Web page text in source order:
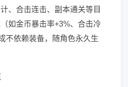
、合击连击、副本通关等目
如金币暴击率+3%、合击冷
不依赖装备，随角色永久生